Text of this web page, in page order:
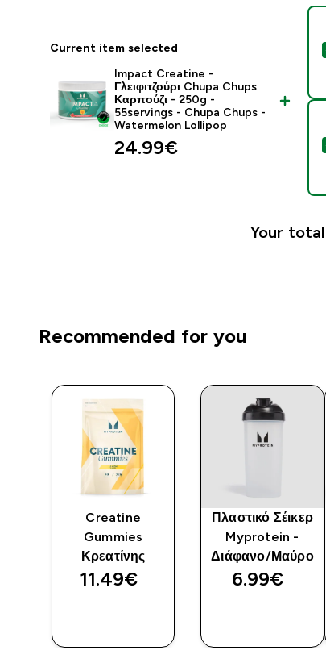
Current item selected
Impact Creatine -
Γλειφιτζούρι Chupa Chups
Καρπούζι - 250g -
55servings - Chupa Chups -
Watermelon Lollipop
24.99€‎
Your
Recommended for you
Creatine
Gummies
Κρεατίνης
11.49€‎
Πλαστικό Σέικερ
Myprotein -
Διάφανο/Μαύρο
6.99€‎